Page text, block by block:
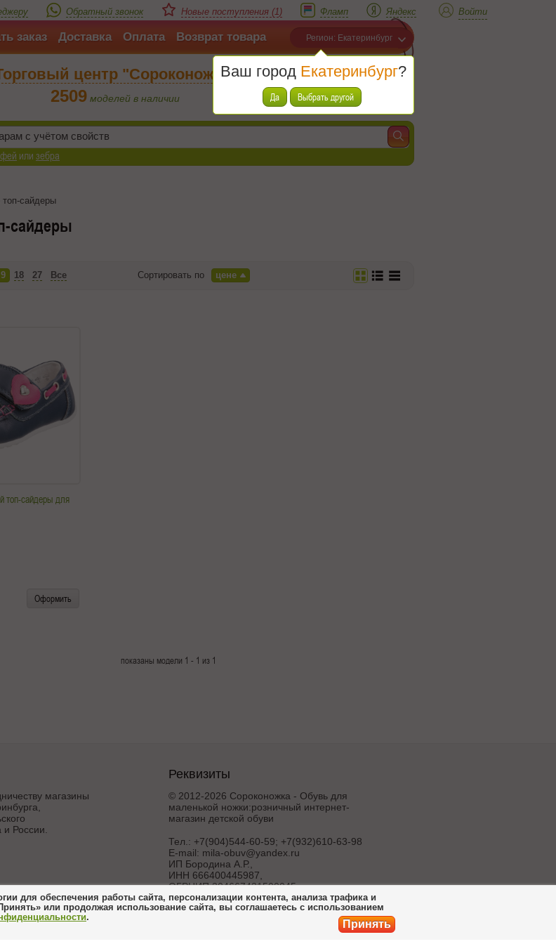
илизебра
Обратный звонок Новые поступления (1) Фламп Яндекс Войти
заказ Доставка Оплата Возврат товара Регион: Екатеринбург
Ваш город Екатеринбург?
Да Выбрать другой
Корзина
Товаров (
центр "Сороконожка"
2509 моделей в наличии
топ-сайдеры
сайдеры
9 18 27 Все Сортировать по цене
топ-сайдеры для
Оформить
показаны модели 1 - 1 из 1
магазины
России.
Реквизиты
© 2012-2026 Сороконожка - Обувь для
маленькой ножки:розничный интернет-
магазин детской обуви
Тел.: +7(904)544-60-59; +7(932)610-63-98
E-mail: mila-obuv@yandex.ru
ИП Бородина А.Р.
ИНН 666400445987,
ОГРНИП 304667431500045
Создание и продвижение
для обеспечения работы сайта, персонализации контента, анализа трафика и
или продолжая использование сайта, вы соглашаетесь с использованием
.
Принять